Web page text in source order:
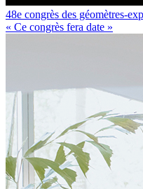
48e congrès des géomètres-
« Ce congrès fera date »